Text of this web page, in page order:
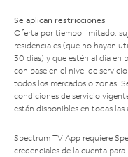
Se aplican restricciones
Oferta por tiempo limitado;
residenciales (que no hayan
30 días) y que estén al día en
con base en el nivel de
todos los mercados o zonas.
condiciones de servicio
están disponibles en todas las
Spectrum TV App requiere
credenciales de la cuenta